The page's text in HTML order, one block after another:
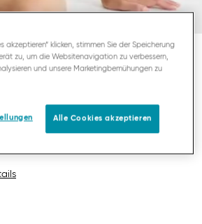
akzeptieren“ klicken, stimmen Sie der Speicherung
zu, um die Websitenavigation zu verbessern,
und unsere Marketingbemühungen zu
Alle Cookies akzeptieren